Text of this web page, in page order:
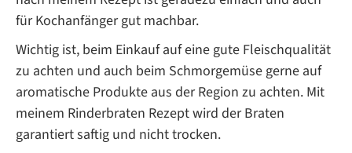
für Kochanfänger gut machbar.
Wichtig ist, beim Einkauf auf eine gute Fleischqualität
zu achten und auch beim Schmorgemüse gerne auf
aromatische Produkte aus der Region zu achten. Mit
meinem Rinderbraten Rezept wird der Braten
garantiert saftig und nicht trocken.